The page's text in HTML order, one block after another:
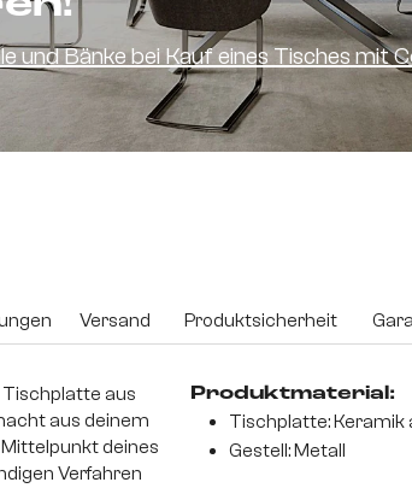
und Bänke bei Kauf eines Tisches mit
Versand Produktsicherheit
Tischplatte aus
aus deinem
deines
Verfahren
Produktmaterial:
Tischplatte: Keramik
Gestell: Metall